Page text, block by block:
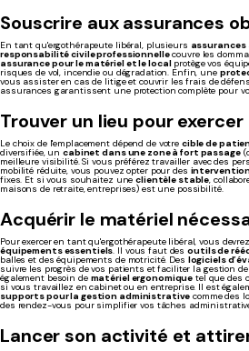
Souscrire aux assurances
En tant qu'ergothérapeute libéral, plusieurs assurances
responsabilité civile professionnellecouvre les
assurance pour le matériel et le localprotège vos
risques de vol, incendie ou dégradation. Enfin, une
vous assister en cas de litige et couvrir les frais de
assurances garantissent une protection complète pour
Trouver un lieu pour exercer
Le choix de l'emplacement dépend de votre cible de
diversifiée, uncabinet dans une zone à fort passage
meilleure visibilité. Si vous préférez travailler avec des
mobilité réduite, vous pouvez opter pour des
fixes. Et si vous souhaitez uneclientèle stable,
maisons de retraite, entreprises) est une possibilité.
Acquérir le matériel
Pour exercer en tant qu'ergothérapeute libéral, vous
équipements essentiels. Il vous faut desoutils de
balles et des équipements de motricité. Des logiciels
suivre les progrès de vos patients et faciliter la gestion
également besoin de matériel ergonomique tel que des
si vous travaillez en cabinet ou en entreprise. Il est
supports pour la gestion administrative comme des
des rendez-vous pour simplifier vos tâches
Lancer son activité et